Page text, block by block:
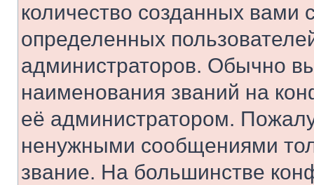
количество созданных
определенных
администраторов. Обычно
наименования званий на
её администратором.
ненужными сообщениями
звание. На большинстве